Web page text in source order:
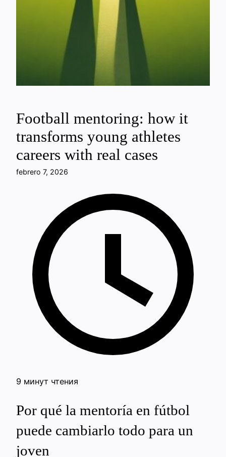
Football mentoring: how it
transforms young athletes
careers with real cases
febrero 7, 2026
9 минут чтения
Por qué la mentoría en fútbol
puede cambiarlo todo para un
joven